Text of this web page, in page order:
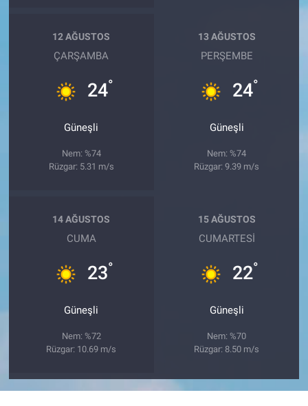
12 AĞUSTOS
ÇARŞAMBA
24°
Güneşli
Nem: %74
Rüzgar: 5.31 m/s
13 AĞUSTOS
PERŞEMBE
24°
Güneşli
Nem: %74
Rüzgar: 9.39 m/s
14 AĞUSTOS
CUMA
23°
Güneşli
Nem: %72
Rüzgar: 10.69 m/s
15 AĞUSTOS
CUMARTESI
22°
Güneşli
Nem: %70
Rüzgar: 8.50 m/s